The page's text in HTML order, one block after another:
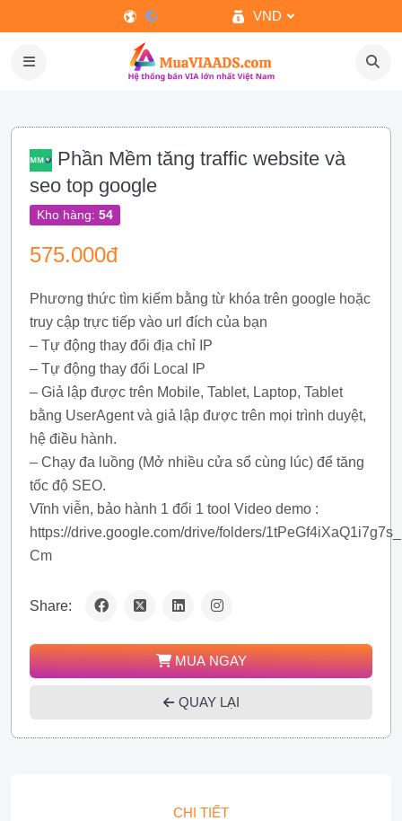
VND
Phần Mềm tăng traffic website và
seo top google
Kho hàng: 54
575.000đ
Phương thức tìm kiếm bằng từ khóa trên google hoặc
truy cập trực tiếp vào url đích của bạn
– Tự động thay đổi địa chỉ IP
– Tự động thay đổi Local IP
– Giả lập được trên Mobile, Tablet, Laptop, Tablet
bằng UserAgent và giả lập được trên mọi trình duyệt,
hệ điều hành.
– Chạy đa luồng (Mở nhiều cửa sổ cùng lúc) để tăng
tốc độ SEO.
Vĩnh viễn, bảo hành 1 đổi 1 tool Video demo :
https://drive.google.com/drive/folders/
Cm
Share:
MUA NGAY
QUAY LẠI
CHI TIẾT